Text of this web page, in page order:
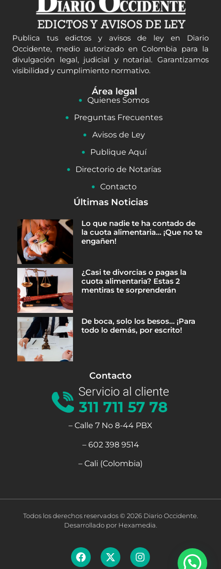
Publica tus edictos y avisos de ley en Diario
Occidente, medio autorizado en Colombia para la
divulgación legal, judicial y notarial. Garantizamos
visibilidad y cumplimiento normativo.
Área legal
Quienes Somos
Preguntas Frecuentes
Avisos de Ley
Publique Aquí
Directorio de Notarías
Contacto
Últimas Noticias
Lo que nadie te ha contado de
la cuota alimentaria… ¡Que no te
engañen!
¿Casi te divorcias o pagas la
cuota alimentaria? Estas 2
mentiras te sorprenderán
De boca, solo los besos… ¡Para
todo lo demás, por escrito!
Contacto
– Calle 7 No 8-44 PBX
– 602 398 9514
– Cali (Colombia)
Todos los derechos reservados © 2026 Diario Occidente.
Desarrollado por Hexamedia.